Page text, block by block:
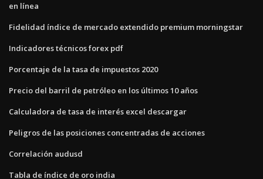
en línea
Fidelidad índice de mercado extendido premium morningstar
Indicadores técnicos forex pdf
Porcentaje de la tasa de impuestos 2020
Precio del barril de petróleo en los últimos 10 años
Calculadora de tasa de interés excel descargar
Peligros de las posiciones concentradas de acciones
Correlación audusd
Tabla de índice de oro india